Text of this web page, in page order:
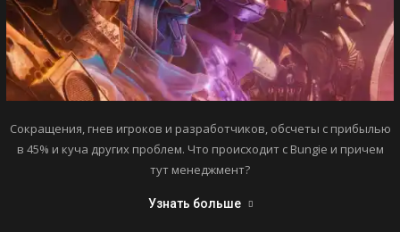
Сокращения, гнев игроков и разработчиков, обсчеты с прибылью
в 45% и куча других проблем. Что происходит с Bungie и причем
тут менеджмент?
Узнать больше